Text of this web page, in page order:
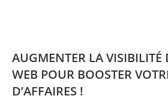
AUGMENTER LA VISIBILITÉ
WEB POUR BOOSTER
D’AFFAIRES !